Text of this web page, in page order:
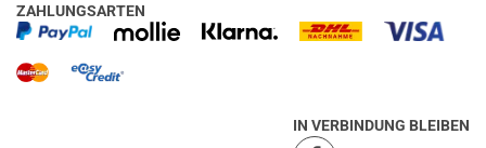
ZAHLUNGSARTEN
IN VERBINDUNG BLEIBEN